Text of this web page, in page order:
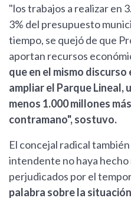
"los trabajos a realizar en
3% del presupuesto
tiempo, se quejó de que
aportan recursos
que en el mismo
ampliar el Parque Lineal,
menos 1.000 millones
contramano", sostuvo.
El concejal radical
intendente no haya
perjudicados por el
palabra sobre la